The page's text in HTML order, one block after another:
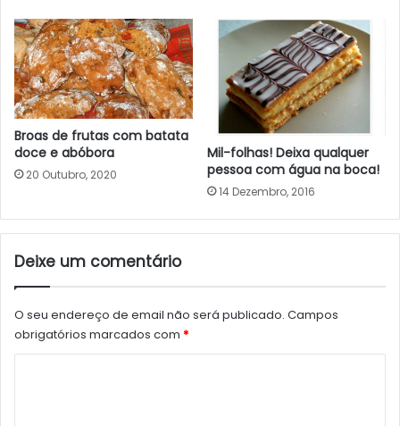
Broas de frutas com batata
doce e abóbora
20 Outubro, 2020
Mil-folhas! Deixa qualquer
pessoa com água na boca!
14 Dezembro, 2016
Deixe um comentário
O seu endereço de email não será publicado. Campos
obrigatórios marcados com *